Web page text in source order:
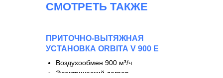
СМОТРЕТЬ ТАКЖЕ
ПРИТОЧНО-ВЫТЯЖНАЯ
УСТАНОВКА ORBITA V 900 E
Воздухообмен 900 м³/ч
Электрический догрев